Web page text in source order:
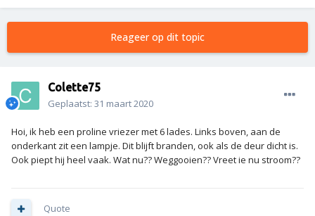
Reageer op dit topic
Colette75
Geplaatst: 31 maart 2020
Hoi, ik heb een proline vriezer met 6 lades. Links boven, aan de
onderkant zit een lampje. Dit blijft branden, ook als de deur dicht is.
Ook piept hij heel vaak. Wat nu?? Weggooien?? Vreet ie nu stroom??
Quote